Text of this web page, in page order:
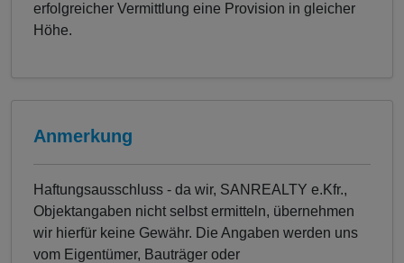
erfolgreicher Vermittlung eine Provision in gleicher
Höhe.
Anmerkung
Haftungsausschluss - da wir, SANREALTY e.Kfr.,
Objektangaben nicht selbst ermitteln, übernehmen
wir hierfür keine Gewähr. Die Angaben werden uns
vom Eigentümer, Bauträger oder